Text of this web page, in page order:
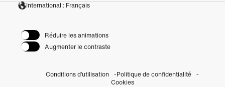
International : Français
Réduire les animations
Augmenter le contraste
Conditions d’utilisation
Politique de confidentialité
Cookies